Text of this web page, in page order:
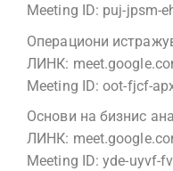
Meeting ID: puj-jpsm-
Операциони
ЛИНК:
Meeting ID: oot-fjcf-
Основи на бизнис
ЛИНК:
Meeting ID: yde-uyvf-